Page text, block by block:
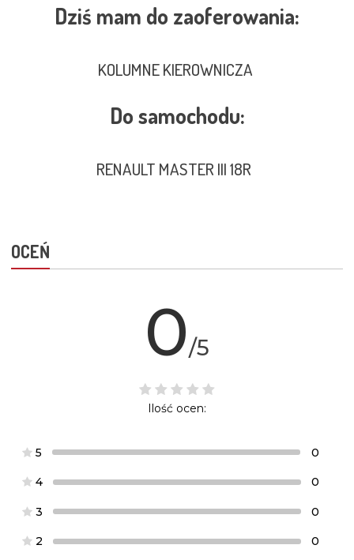
Dziś mam do zaoferowania:
KOLUMNE KIEROWNICZA
Do samochodu:
RENAULT MASTER III 18R
OCEŃ
0/5
Ilość ocen:
5 0
4 0
3 0
2 0